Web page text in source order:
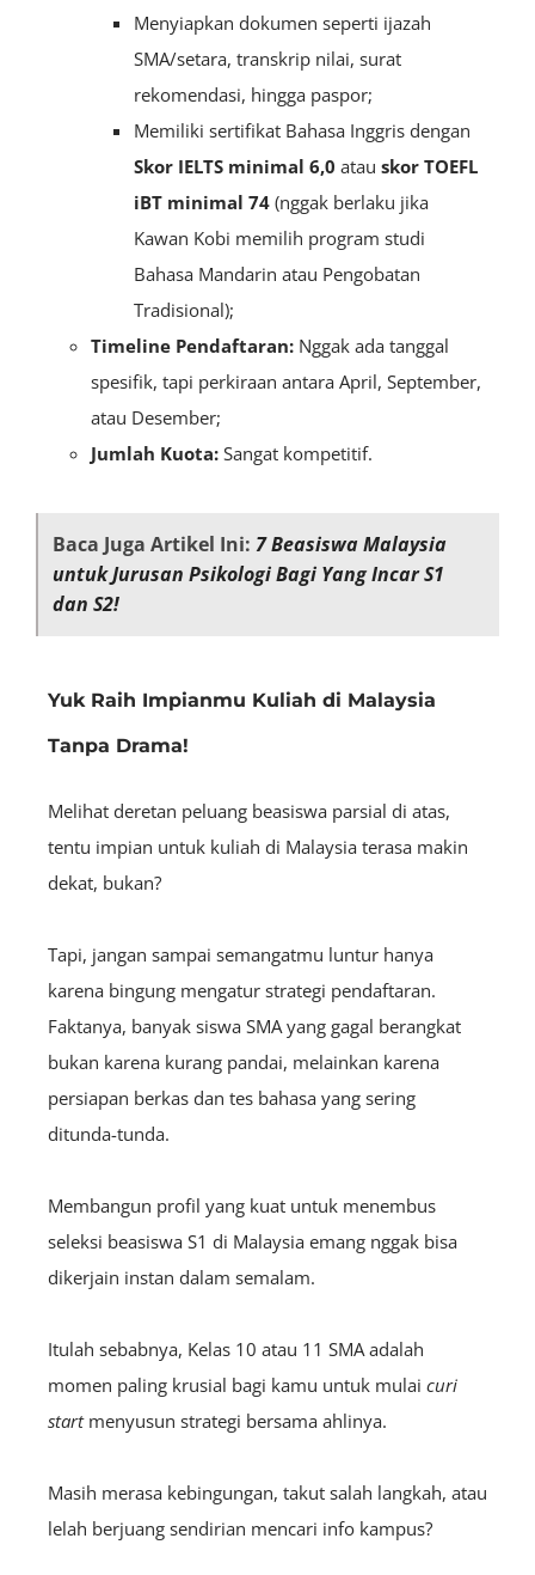
Menyiapkan dokumen seperti ijazah
SMA/setara, transkrip nilai, surat
rekomendasi, hingga paspor;
Memiliki sertifikat Bahasa Inggris dengan
Skor IELTS minimal 6,0 atau skor TOEFL
iBT minimal 74 (nggak berlaku jika
Kawan Kobi memilih program studi
Bahasa Mandarin atau Pengobatan
Tradisional);
Timeline Pendaftaran: Nggak ada tanggal
spesifik, tapi perkiraan antara April, September,
atau Desember;
Jumlah Kuota: Sangat kompetitif.
Baca Juga Artikel Ini: 7 Beasiswa Malaysia
untuk Jurusan Psikologi Bagi Yang Incar S1
dan S2!
Yuk Raih Impianmu Kuliah di Malaysia
Tanpa Drama!
Melihat deretan peluang beasiswa parsial di atas,
tentu impian untuk kuliah di Malaysia terasa makin
dekat, bukan?
Tapi, jangan sampai semangatmu luntur hanya
karena bingung mengatur strategi pendaftaran.
Faktanya, banyak siswa SMA yang gagal berangkat
bukan karena kurang pandai, melainkan karena
persiapan berkas dan tes bahasa yang sering
ditunda-tunda.
Membangun profil yang kuat untuk menembus
seleksi beasiswa S1 di Malaysia emang nggak bisa
dikerjain instan dalam semalam.
Itulah sebabnya, Kelas 10 atau 11 SMA adalah
momen paling krusial bagi kamu untuk mulai curi
startmenyusun strategi bersama ahlinya.
Masih merasa kebingungan, takut salah langkah, atau
lelah berjuang sendirian mencari info kampus?